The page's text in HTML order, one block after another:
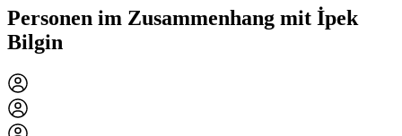
Personen im Zusammenhang mit İpek
Bilgin